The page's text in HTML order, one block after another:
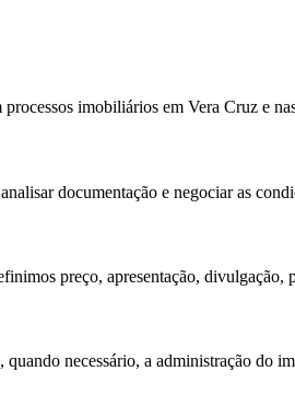
imobiliários em Vera Cruz e
documentação e negociar as
preço, apresentação, divulgação,
necessário, a administração do